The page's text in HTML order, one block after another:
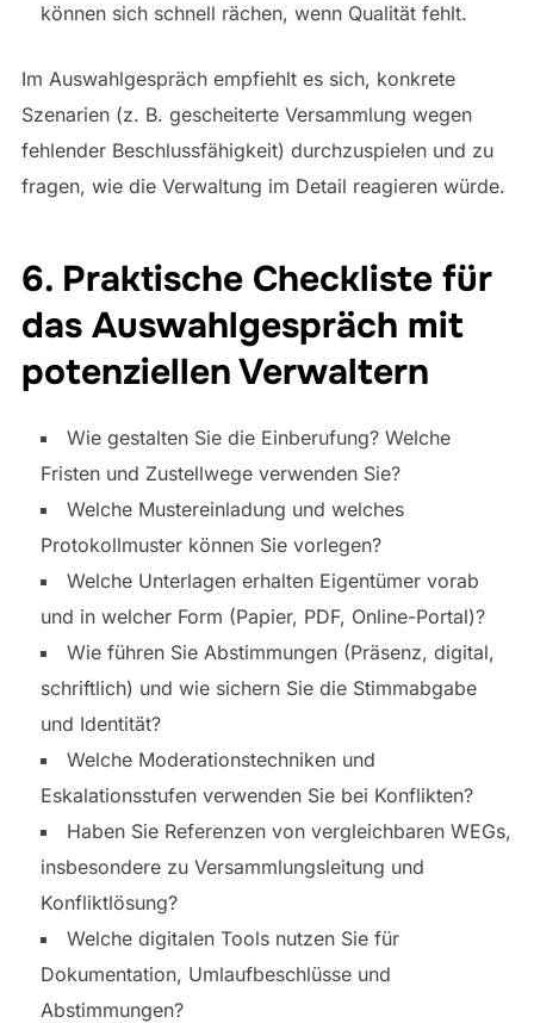
können sich schnell rächen, wenn Qualität fehlt.
Im Auswahlgespräch empfiehlt es sich, konkrete
Szenarien (z. B. gescheiterte Versammlung wegen
fehlender Beschlussfähigkeit) durchzuspielen und zu
fragen, wie die Verwaltung im Detail reagieren würde.
6. Praktische Checkliste für
das Auswahlgespräch mit
potenziellen Verwaltern
Wie gestalten Sie die Einberufung? Welche
Fristen und Zustellwege verwenden Sie?
Welche Mustereinladung und welches
Protokollmuster können Sie vorlegen?
Welche Unterlagen erhalten Eigentümer vorab
und in welcher Form (Papier, PDF, Online-Portal)?
Wie führen Sie Abstimmungen (Präsenz, digital,
schriftlich) und wie sichern Sie die Stimmabgabe
und Identität?
Welche Moderationstechniken und
Eskalationsstufen verwenden Sie bei Konflikten?
Haben Sie Referenzen von vergleichbaren WEGs,
insbesondere zu Versammlungsleitung und
Konfliktlösung?
Welche digitalen Tools nutzen Sie für
Dokumentation, Umlaufbeschlüsse und
Abstimmungen?